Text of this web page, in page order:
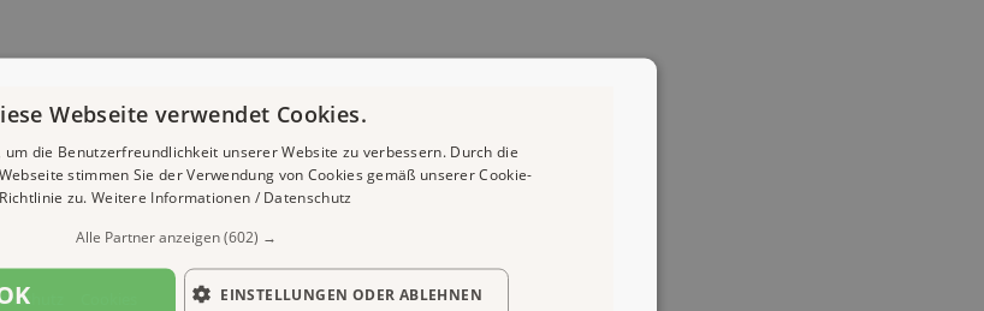
Webseite verwendet Cookies.
um die Benutzerfreundlichkeit unserer Website zu verbessern. Durch die
stimmen Sie der Verwendung von Cookies gemäß unserer Cookie-
Richtlinie zu. Weitere Informationen / Datenschutz
Alle Partner anzeigen(602) →
EINSTELLUNGEN ODER ABLEHNEN